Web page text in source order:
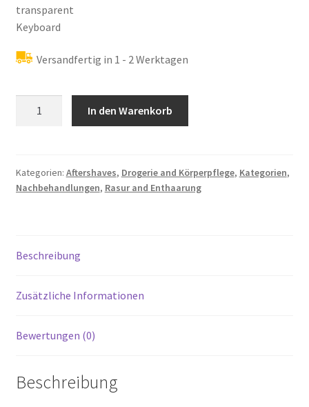
transparent
Keyboard
Versandfertig in 1 - 2 Werktagen
Kit
Menge
In den Warenkorb
Kategorien: Aftershaves, Drogerie and Körperpflege, Kategorien,
Nachbehandlungen, Rasur and Enthaarung
Beschreibung
Zusätzliche Informationen
Bewertungen (0)
Beschreibung